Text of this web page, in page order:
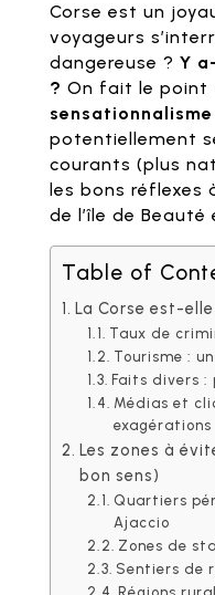
Corse est un
voyageurs
dangereuse ? Y
? On fait le
sensationnalisme
potentiellement
courants (plus
les bons
de l’île de
Table of
La Corse est-
Taux de
Tourisme :
Faits divers :
Médias et
exagérations
Les zones à
bon sens)
Quartiers
Ajaccio
Zones de
Sentiers de